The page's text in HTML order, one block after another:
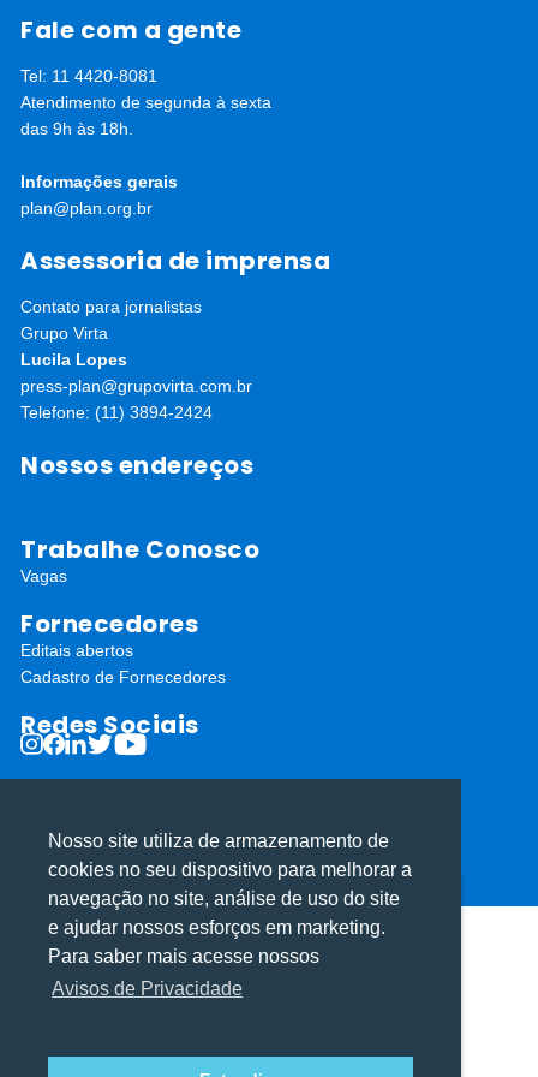
Utilizamos cookies para oferecer melhor
experiência, melhorar o desempenho, analisar
como você interage em nosso site e
personalizar conteúdo.
Utilizamos cookies para oferecer melhor
experiência, melhorar o desempenho, analisar
como você interage em nosso site e
personalizar conteúdo.
Fale com a gente
Tel: 11 4420-8081
Atendimento de segunda à sexta
das 9h às 18h.
Informações gerais
plan@plan.org.br
Assessoria de imprensa
Contato para jornalistas
Grupo Virta
Lucila Lopes
press-plan@grupovirta.com.br
Telefone: (11) 3894-2424
Nossos endereços
Trabalhe Conosco
Vagas
Fornecedores
Editais abertos
Cadastro de Fornecedores
Redes Sociais
ⓒ Todos os direitos reservados I Desenvolvido porApiki WordPress
Nosso site utiliza de armazenamento de
cookies no seu dispositivo para melhorar a
navegação no site, análise de uso do site
e ajudar nossos esforços em marketing.
Para saber mais acesse nossos
Avisos de Privacidade